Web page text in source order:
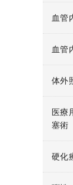
血管
血管
体外
医療
塞術
硬化